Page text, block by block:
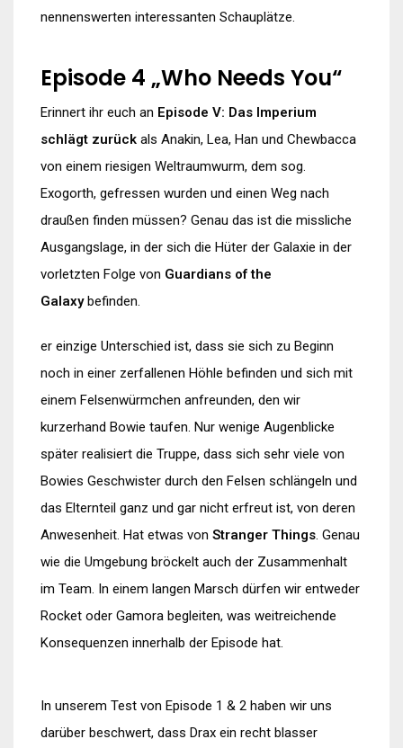
nennenswerten interessanten Schauplätze.
Episode 4 „Who Needs You“
Erinnert ihr euch an Episode V: Das Imperium
schlägt zurück als Anakin, Lea, Han und Chewbacca
von einem riesigen Weltraumwurm, dem sog.
Exogorth, gefressen wurden und einen Weg nach
draußen finden müssen? Genau das ist die missliche
Ausgangslage, in der sich die Hüter der Galaxie in der
vorletzten Folge von Guardians of the
Galaxybefinden.
er einzige Unterschied ist, dass sie sich zu Beginn
noch in einer zerfallenen Höhle befinden und sich mit
einem Felsenwürmchen anfreunden, den wir
kurzerhand Bowie taufen. Nur wenige Augenblicke
später realisiert die Truppe, dass sich sehr viele von
Bowies Geschwister durch den Felsen schlängeln und
das Elternteil ganz und gar nicht erfreut ist, von deren
Anwesenheit. Hat etwas von Stranger Things. Genau
wie die Umgebung bröckelt auch der Zusammenhalt
im Team. In einem langen Marsch dürfen wir entweder
Rocket oder Gamora begleiten, was weitreichende
Konsequenzen innerhalb der Episode hat.
In unserem Test von Episode 1 & 2 haben wir uns
darüber beschwert, dass Drax ein recht blasser